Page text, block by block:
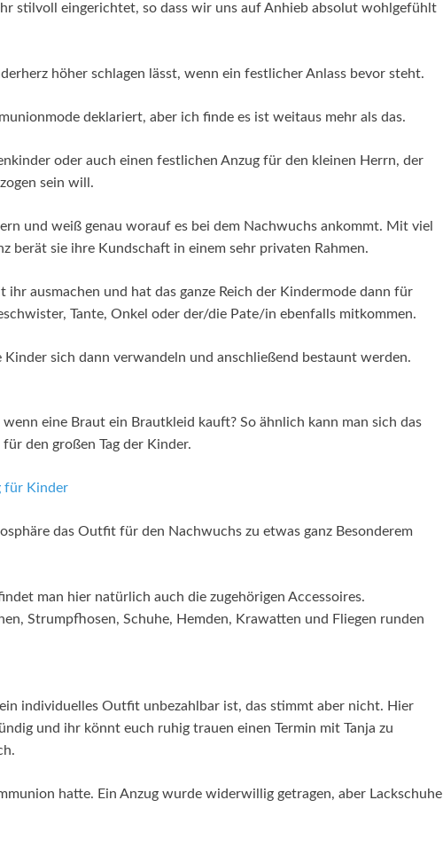
stilvoll eingerichtet, so dass wir uns auf Anhieb absolut wohlgefühlt
höher schlagen lässt, wenn ein festlicher Anlass bevor steht.
deklariert, aber ich finde es ist weitaus mehr als das.
oder auch einen festlichen Anzug für den kleinen Herrn, der
sein will.
und weiß genau worauf es bei dem Nachwuchs ankommt. Mit viel
berät sie ihre Kundschaft in einem sehr privaten Rahmen.
ihr ausmachen und hat das ganze Reich der Kindermode dann für
Tante, Onkel oder der/die Pate/in ebenfalls mitkommen.
Kinder sich dann verwandeln und anschließend bestaunt werden.
eine Braut ein Brautkleid kauft? So ähnlich kann man sich das
den großen Tag der Kinder.
das Outfit für den Nachwuchs zu etwas ganz Besonderem
man hier natürlich auch die zugehörigen Accessoires.
Strumpfhosen, Schuhe, Hemden, Krawatten und Fliegen runden
individuelles Outfit unbezahlbar ist, das stimmt aber nicht. Hier
und ihr könnt euch ruhig trauen einen Termin mit Tanja zu
hatte. Ein Anzug wurde widerwillig getragen, aber Lackschuhe